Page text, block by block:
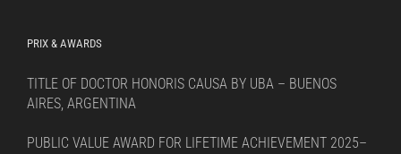
PRIX & AWARDS
TITLE OF DOCTOR HONORIS CAUSA BY UBA – BUENOS
AIRES, ARGENTINA
PUBLIC VALUE AWARD FOR LIFETIME ACHIEVEMENT 2025–